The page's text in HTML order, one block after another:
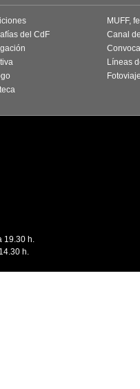
del CdF
MUFF,
Canal
Líneas
19.30 h.
h.